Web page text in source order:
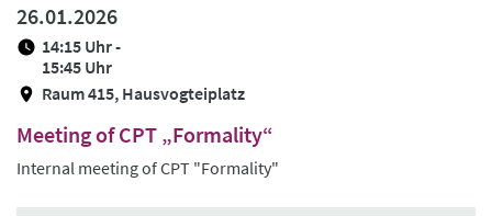
26.01.2026
14:15 Uhr -
15:45 Uhr
Raum 415, Hausvogteiplatz
Meeting of CPT „Formality“
Internal meeting of CPT "Formality"